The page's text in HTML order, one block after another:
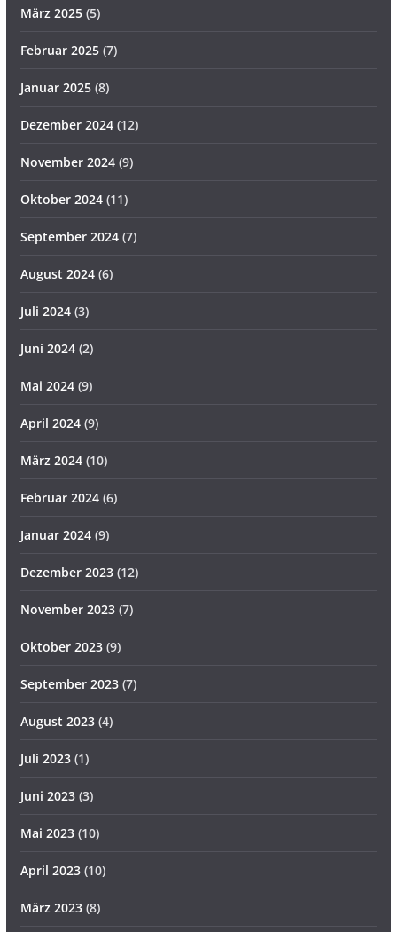
März 2025(5)
Februar 2025(7)
Januar 2025(8)
Dezember 2024(12)
November 2024(9)
Oktober 2024(11)
September 2024(7)
August 2024(6)
Juli 2024(3)
Juni 2024(2)
Mai 2024(9)
April 2024(9)
März 2024(10)
Februar 2024(6)
Januar 2024(9)
Dezember 2023(12)
November 2023(7)
Oktober 2023(9)
September 2023(7)
August 2023(4)
Juli 2023(1)
Juni 2023(3)
Mai 2023(10)
April 2023(10)
März 2023(8)